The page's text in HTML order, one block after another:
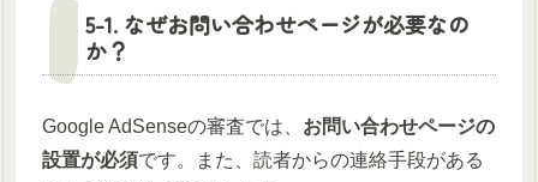
5-1. なぜお問い合わせページが必要なの
か？
Google AdSenseの審査では、 お問い合わせページの
設置が必須です。また、読者からの連絡手段がある